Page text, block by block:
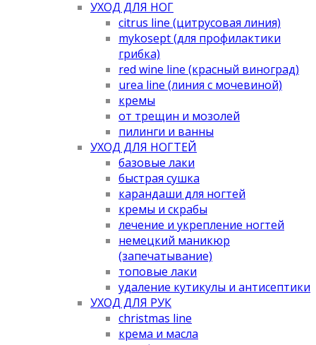
УХОД ДЛЯ НОГ
citrus line (цитрусовая линия)
mykosept (для профилактики
грибка)
red wine line (красный виноград)
urea line (линия с мочевиной)
кремы
от трещин и мозолей
пилинги и ванны
УХОД ДЛЯ НОГТЕЙ
базовые лаки
быстрая сушка
карандаши для ногтей
кремы и скрабы
лечение и укрепление ногтей
немецкий маникюр
(запечатывание)
топовые лаки
удаление кутикулы и антисептики
УХОД ДЛЯ РУК
christmas line
крема и масла